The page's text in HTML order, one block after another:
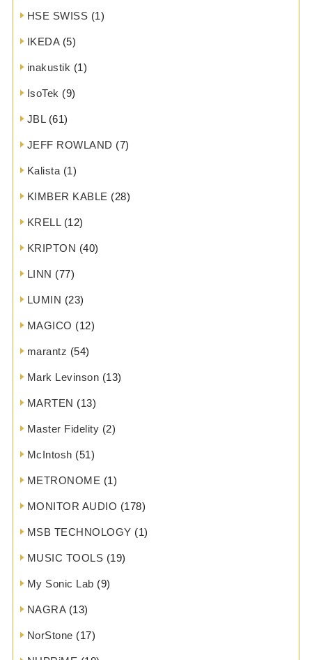
HSE SWISS (1)
IKEDA(5)
inakustik (1)
IsoTek (9)
JBL(61)
JEFF ROWLAND (7)
Kalista (1)
KIMBER KABLE (28)
KRELL(12)
KRIPTON (40)
LINN (77)
LUMIN (23)
MAGICO (12)
marantz (54)
Mark Levinson (13)
MARTEN (13)
Master Fidelity (2)
McIntosh (51)
METRONOME (1)
MONITOR AUDIO (178)
MSB TECHNOLOGY (1)
MUSIC TOOLS (19)
My Sonic Lab (9)
NAGRA(13)
NorStone (17)